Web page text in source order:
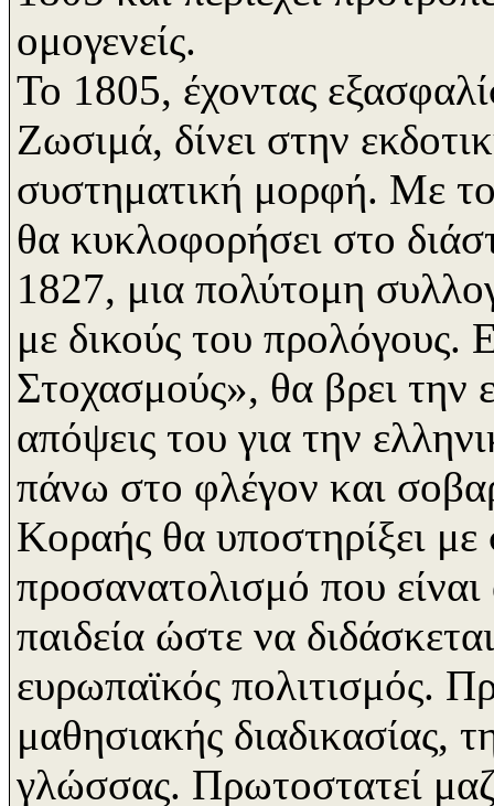
ομογενείς.
Το 1805, έχοντας
Ζωσιμά, δίνει στην
συστηματική μορφή. Με
θα κυκλοφορήσει στο
1827, μια πολύτομη
με δικούς του προλόγους.
Στοχασμούς», θα βρει την
απόψεις του για την
πάνω στο φλέγον και
Κοραής θα υποστηρίξει
προσανατολισμό που
παιδεία ώστε να
ευρωπαϊκός πολιτισμός.
μαθησιακής διαδικασίας,
γλώσσας. Πρωτοστατεί